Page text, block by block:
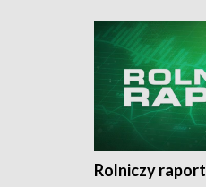
Rolniczy raport